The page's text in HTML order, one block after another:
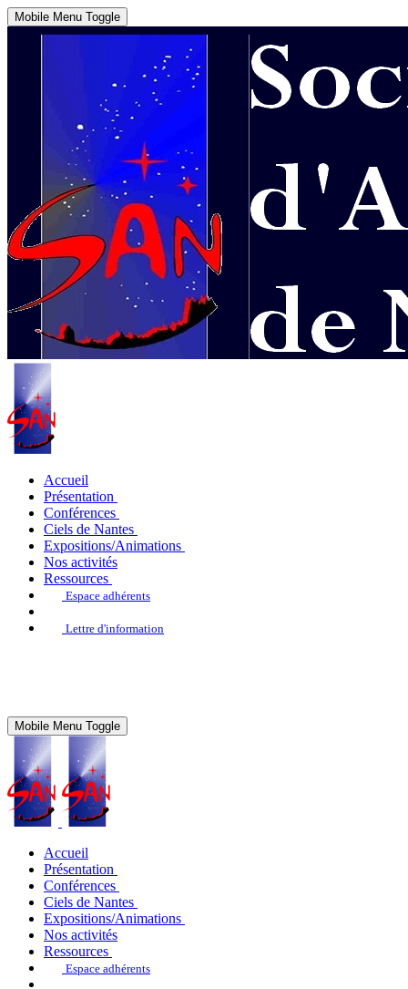
Mobile Menu Toggle
Accueil
Présentation
Conférences
Ciels de Nantes
Expositions/Animations
Nos activités
Ressources
Espace adhérents
Lettre d'information
Mobile Menu Toggle
Accueil
Présentation
Conférences
Ciels de Nantes
Expositions/Animations
Nos activités
Ressources
Espace adhérents